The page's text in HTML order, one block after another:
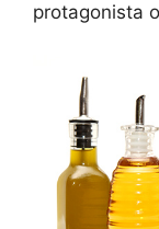
protagonista